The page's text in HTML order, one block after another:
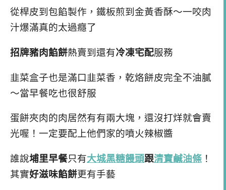
從桿皮到包餡製作，鐵板煎到金黃香酥～一咬肉
汁爆滿真的太過癮了
招牌豬肉餡餅熱賣到還有冷凍宅配服務
韭菜盒子也是滿口韭菜香，乾烙餅皮完全不油膩
～當早餐吃也很舒服
蛋餅夾肉的肉居然有有兩大塊，還沒打烊就會賣
光喔！一定要配上他們家的噴火辣椒醬
誰說埔里早餐只有大城黑糖饅頭跟清寶鹹油條 ！
其實好滋味餡餅更有手藝